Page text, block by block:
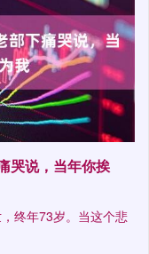
哭说，当年你挨
终年73岁。当这个悲